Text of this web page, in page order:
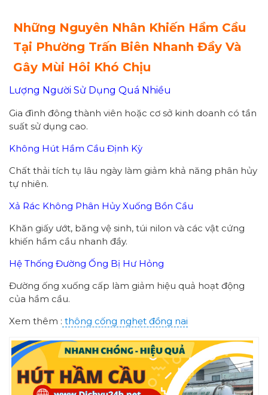
Những Nguyên Nhân Khiến Hầm Cầu
Tại Phường Trấn Biên Nhanh Đầy Và
Gây Mùi Hôi Khó Chịu
Lượng Người Sử Dụng Quá Nhiều
Gia đình đông thành viên hoặc cơ sở kinh doanh có tần
suất sử dụng cao.
Không Hút Hầm Cầu Định Kỳ
Chất thải tích tụ lâu ngày làm giảm khả năng phân hủy
tự nhiên.
Xả Rác Không Phân Hủy Xuống Bồn Cầu
Khăn giấy ướt, băng vệ sinh, túi nilon và các vật cứng
khiến hầm cầu nhanh đầy.
Hệ Thống Đường Ống Bị Hư Hỏng
Đường ống xuống cấp làm giảm hiệu quả hoạt động
của hầm cầu.
Xem thêm : thông cống nghẹt đồng nai